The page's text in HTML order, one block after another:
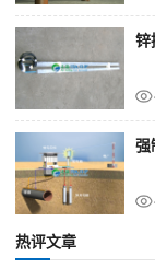
锌
强
热评文章